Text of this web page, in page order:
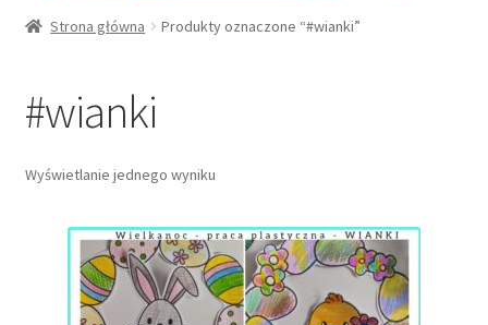
Strona główna Produkty oznaczone “#wianki”
#wianki
Wyświetlanie jednego wyniku